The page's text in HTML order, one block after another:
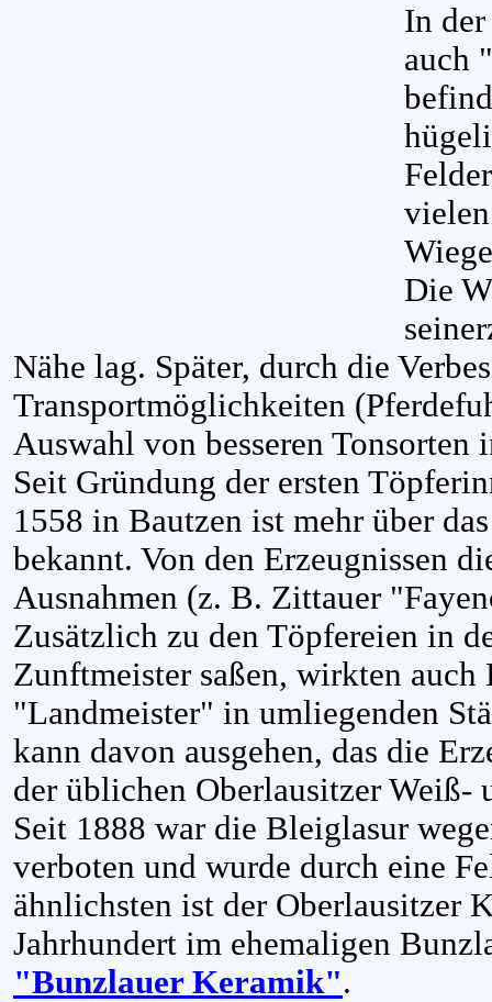
In
auch
Die
Nähe lag. Später, durch die
Transportmöglichkeiten
Auswahl von besseren Tonsorten
Seit Gründung der ersten
1558 in Bautzen ist mehr über
bekannt. Von den Erzeugnissen
Ausnahmen (z. B. Zittauer
Zusätzlich zu den Töpfereien in
Zunftmeister saßen, wirkten auch
"Landmeister" in umliegenden
kann davon ausgehen, das die
der üblichen Oberlausitzer Weiß-
Seit 1888 war die Bleiglasur
verboten und wurde durch eine
ähnlichsten ist der Oberlausitzer
Jahrhundert im ehemaligen
"Bunzlauer Keramik".